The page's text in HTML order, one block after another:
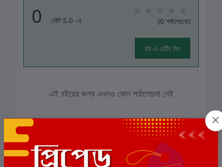
0 মোট 5.0 -এ (0 পর্যালোচনা)
বই-এ রেটিং দিন
এই বইয়ের জন্য এখনও কোন পর্যালোচনা নেই
সংশ্লিষ্ট বই